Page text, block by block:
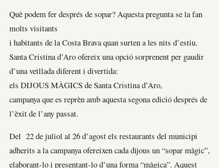
Què podem fer després de sopar? Aquesta pregunta se la fan
molts visitants
i habitants de la Costa Brava quan surten a les nits d’estiu.
Santa Cristina d’Aro ofereix una opció sorprenent per gaudir
d’una vetllada diferent i divertida:
els DIJOUS MÀGICS de Santa Cristina d’Aro,
campanya que es reprèn amb aquesta segona edició després de
l’èxit de l’any passat.
Del 22 de juliol al 26 d’agost els restaurants del municipi
adherits a la campanya ofereixen cada dijous un “sopar màgic”,
elaborant-lo i presentant-lo d’una forma “màgica”. Aquest